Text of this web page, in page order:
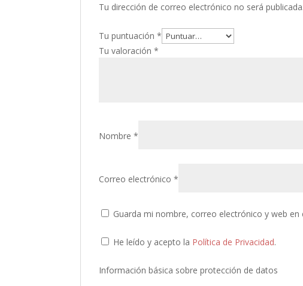
Tu dirección de correo electrónico no será publicada.
Tu puntuación*
Tu valoración*
Nombre*
Correo electrónico*
Guarda mi nombre, correo electrónico y web
He leído y acepto la Política de Privacidad.
Información básica sobre protección de datos